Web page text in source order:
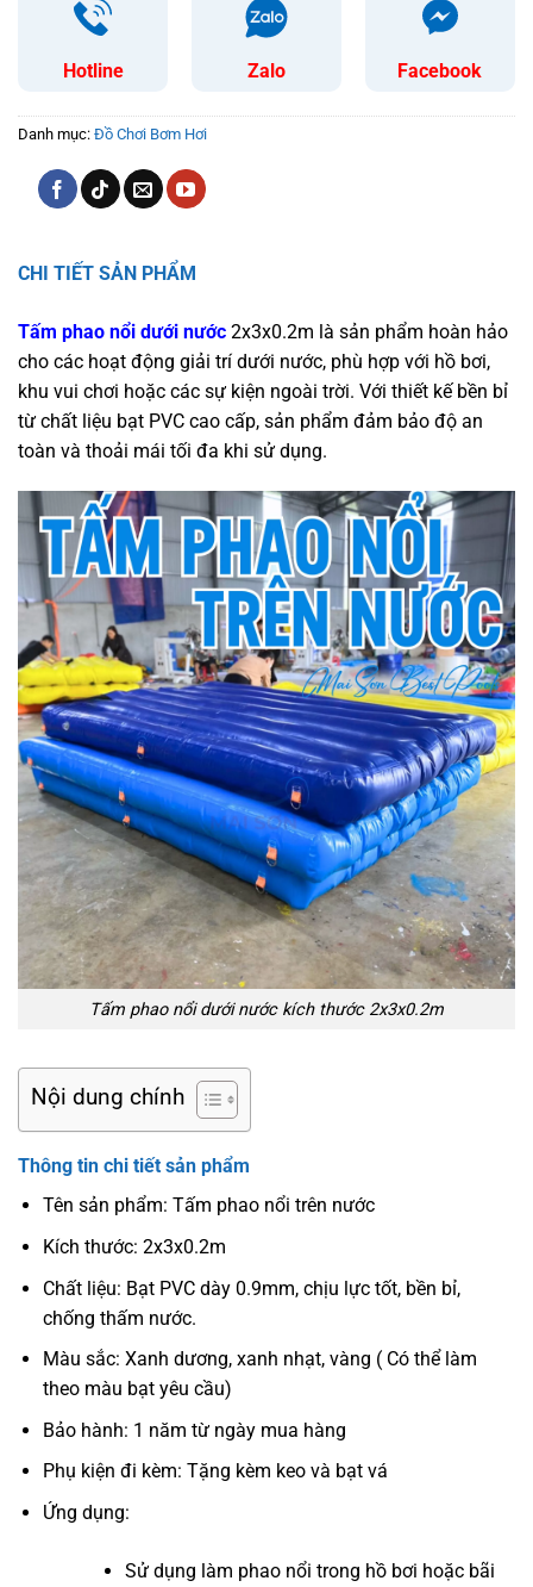
Hotline Zalo Facebook
Danh mục: Đồ Chơi Bơm Hơi
CHI TIẾT SẢN PHẨM
Tấm phao nổi dưới nước 2x3x0.2m là sản phẩm hoàn hảo
cho các hoạt động giải trí dưới nước, phù hợp với hồ bơi,
khu vui chơi hoặc các sự kiện ngoài trời. Với thiết kế bền bỉ
từ chất liệu bạt PVC cao cấp, sản phẩm đảm bảo độ an
toàn và thoải mái tối đa khi sử dụng.
Tấm phao nổi dưới nước kích thước 2x3x0.2m
Nội dung chính
Thông tin chi tiết sản phẩm
Tên sản phẩm: Tấm phao nổi trên nước
Kích thước: 2x3x0.2m
Chất liệu: Bạt PVC dày 0.9mm, chịu lực tốt, bền bỉ,
chống thấm nước.
Màu sắc: Xanh dương, xanh nhạt, vàng ( Có thể làm
theo màu bạt yêu cầu)
Bảo hành: 1 năm từ ngày mua hàng
Phụ kiện đi kèm: Tặng kèm keo và bạt vá
Ứng dụng:
Sử dụng làm phao nổi trong hồ bơi hoặc bãi